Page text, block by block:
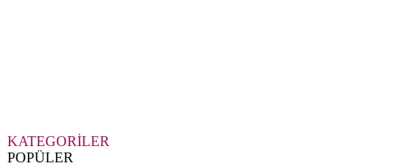
KATEGORİLER
POPÜLER